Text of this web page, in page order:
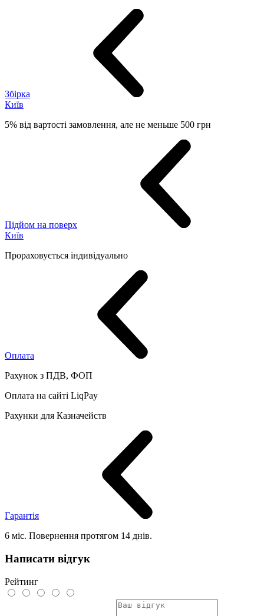
Збірка
Київ
5% від вартості замовлення, але не меньше 500 грн
Підйом на поверх
Київ
Прораховується індивідуально
Оплата
Рахунок з ПДВ, ФОП
Оплата на сайті LiqPay
Рахунки для Казначейств
Гарантія
6 міс. Повернення протягом 14 днів.
Написати відгук
Рейтинг